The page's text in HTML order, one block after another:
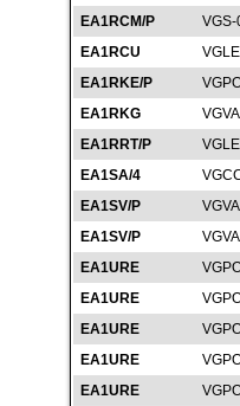
EA1RCM/P
EA1RCU
EA1RKE/P
EA1RKG
EA1RRT/P
EA1SA/4
EA1SV/P
EA1SV/P
EA1URE
EA1URE
EA1URE
EA1URE
EA1URE